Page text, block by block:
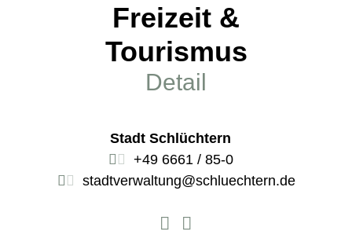
Freizeit &
Tourismus
Detail
Stadt Schlüchtern
+49 6661 / 85-0
stadtverwaltung@schluechtern.de